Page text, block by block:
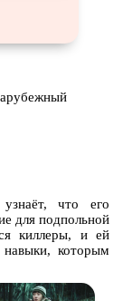
что его
для подпольной
киллеры, и ей
навыки, которым